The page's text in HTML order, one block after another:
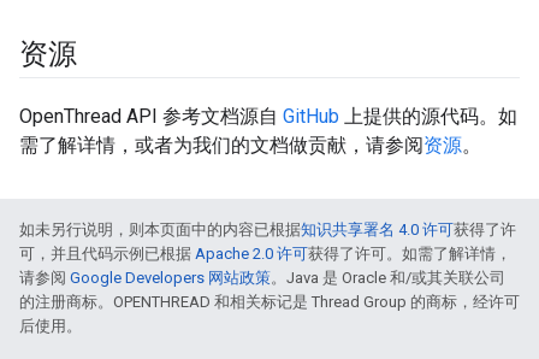
资源
OpenThread API 参考文档源自 GitHub 上提供的源代码。如
需了解详情，或者为我们的文档做贡献，请参阅资源。
如未另行说明，则本页面中的内容已根据知识共享署名 4.0 许可获得了许
可，并且代码示例已根据 Apache 2.0 许可获得了许可。如需了解详情，
请参阅 Google Developers 网站政策。Java 是 Oracle 和/或其关联公司
的注册商标。OPENTHREAD 和相关标记是 Thread Group 的商标，经许可
后使用。